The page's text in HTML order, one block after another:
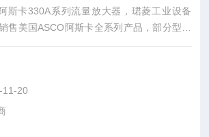
斯卡330A系列流量放大器，珺菱工业设备
售美国ASCO阿斯卡全系列产品，部分型号
。
11-20